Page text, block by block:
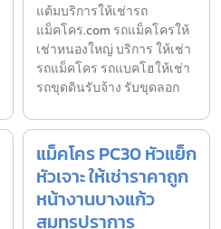
แต้มบริการให้เช่ารถ
แม็คโคร.com รถแม็คโครให้
เช่าหนองใหญ่ บริการ ให้เช่า
รถแม็คโคร รถแบคโฮให้เช่า
รถขุดดินรับจ้าง รับขุดลอก
แม็คโคร PC30 หัวแย็ก
หัวเจาะ ให้เช่าราคาถูก
หน้างานบางแก้ว
สมุทรปราการ